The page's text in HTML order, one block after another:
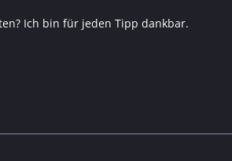
Ich bin für jeden Tipp dankbar.